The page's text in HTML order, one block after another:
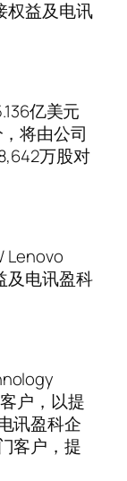
权益及电讯
亿美元
将由公司
万股对
Lenovo
及电讯盈科
户，以提
讯盈科企
客户，提